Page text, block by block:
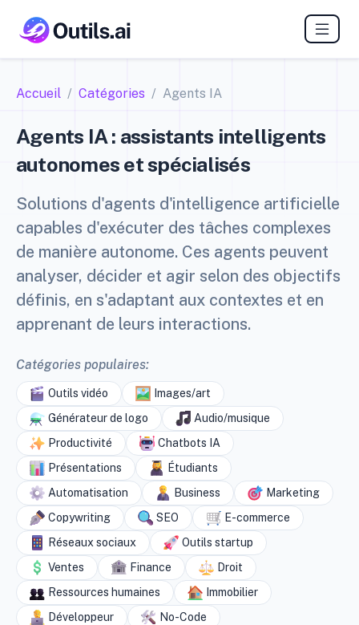
Accueil Catégories Agents IA
Agents IA : assistants intelligents
autonomes et spécialisés
Solutions d'agents d'intelligence artificielle
capables d'exécuter des tâches complexes
de manière autonome. Ces agents peuvent
analyser, décider et agir selon des objectifs
définis, en s'adaptant aux contextes et en
apprenant de leurs interactions.
Catégories populaires:
Outils vidéo
Images/art
Générateur de logo
Audio/musique
Productivité
Chatbots IA
Présentations
Étudiants
Automatisation
Business
Marketing
Copywriting
SEO
E-commerce
Réseaux sociaux
Outils startup
Ventes
Finance
Droit
Ressources humaines
Immobilier
Développeur
No-Code